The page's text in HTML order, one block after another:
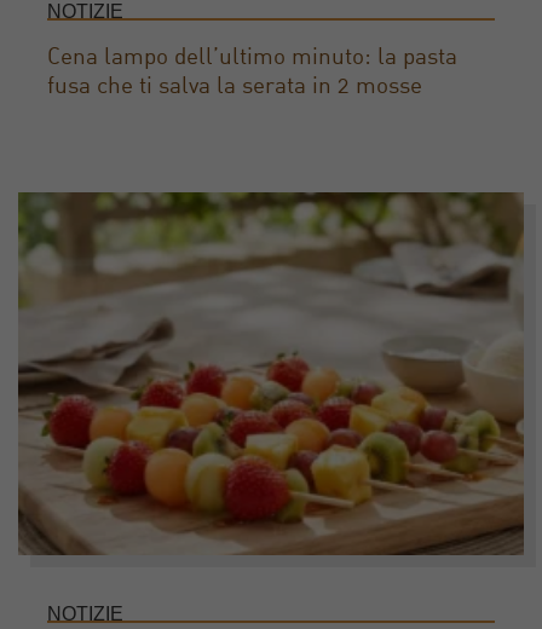
NOTIZIE
Cena lampo dell’ultimo minuto: la pasta
fusa che ti salva la serata in 2 mosse
NOTIZIE